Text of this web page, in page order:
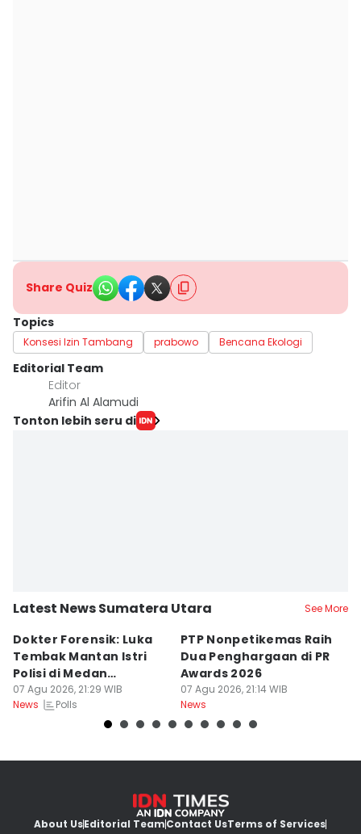
Share Quiz
Topics
Konsesi Izin Tambang prabowo Bencana Ekologi
Editorial Team
Editor
Arifin Al Alamudi
Tonton lebih seru di
Latest News Sumatera Utara See More
Dokter Forensik: Luka
Tembak Mantan Istri
Polisi di Medan
Berkarakter Tempel
07 Agu 2026, 21:29 WIB
News
Polls
PTP Nonpetikemas Raih
Dua Penghargaan di PR
Awards 2026
07 Agu 2026, 21:14 WIB
News
About UsEditorial TeamContact UsTerms of Services